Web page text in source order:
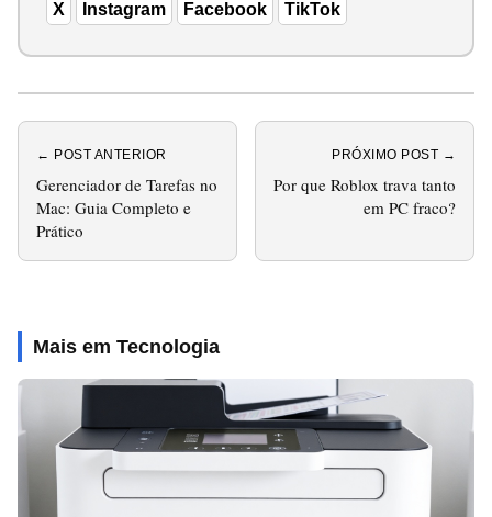
X Instagram Facebook TikTok
← POST ANTERIOR
Gerenciador de Tarefas no
Mac: Guia Completo e
Prático
PRÓXIMO POST →
Por que Roblox trava tanto
em PC fraco?
Mais em Tecnologia